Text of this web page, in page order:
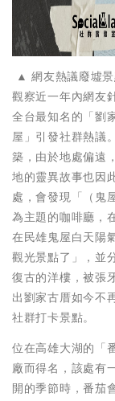
▲ 網友熱議廢墟
觀察近一年內網友
全台最知名的「劉
屋」引發社群熱議
築，由於地處偏遠
地的靈異故事也因
處，會發現「（鬼
為主題的咖啡廳，
在民雄鬼屋白天陽
觀光景點了」，並
復古的洋樓，被張
出劉家古厝如今不
社群打卡景點。
位在高雄大湖的「
廠而得名，該處有
開的季節時，番茄